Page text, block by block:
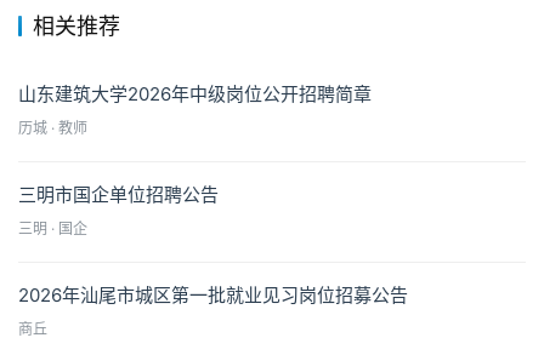
相关推荐
山东建筑大学2026年中级岗位公开招聘简章
历城 · 教师
三明市国企单位招聘公告
三明 · 国企
2026年汕尾市城区第一批就业见习岗位招募公告
商丘